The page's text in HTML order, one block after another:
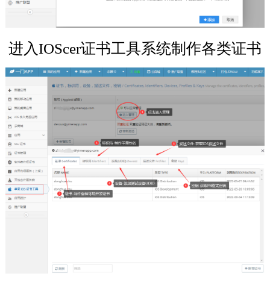
进入IOScer证书工具系统制作各类证书